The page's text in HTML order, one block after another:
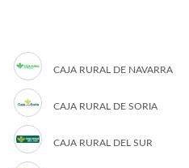
CAJA RURAL DE NAVARRA
CAJA RURAL DE SORIA
CAJA RURAL DEL SUR